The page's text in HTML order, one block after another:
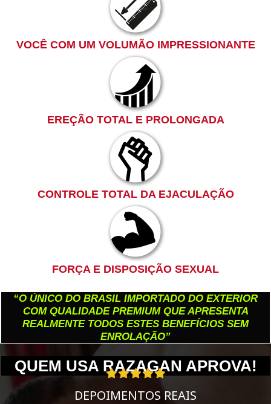
VOCÊ COM UM VOLUMÃO IMPRESSIONANTE
EREÇÃO TOTAL E PROLONGADA
CONTROLE TOTAL DA EJACULAÇÃO
FORÇA E DISPOSIÇÃO SEXUAL
“O ÚNICO DO BRASIL IMPORTADO DO EXTERIOR
COM QUALIDADE PREMIUM QUE APRESENTA
REALMENTE TODOS ESTES BENEFÍCIOS SEM
ENROLAÇÃO”
QUEM USA RAZAGAN APROVA!
DEPOIMENTOS REAIS